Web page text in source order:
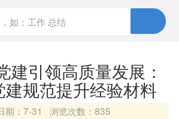
建引领高质量发展：
规范提升经验材料
期：7-31 浏览次数：835